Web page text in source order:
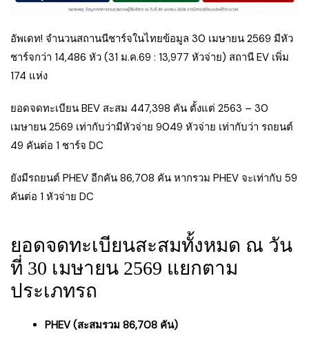
อัพเดท! จำนวนสถานนีชาร์จในไทยข้อมูล 30 เมษายน 2569 มีหัว
ชาร์จกว่า 14,486 หัว (31 ม.ค.69 : 13,977 หัวจ่าย) สถานี EV เพิ่ม
174 แห่ง
ยอดจดทะเบียน BEV สะสม 447,398 คัน ตั้งแต่ 2563 – 30
เมษายน 2569 เท่ากับว่ามีหัวจ่าย 9049 หัวจ่าย เท่ากับว่า รถยนต์
49 คันต่อ 1 ชาร์จ DC
ยังมีรถยนต์ PHEV อีกคัน 86,708 คัน หากรวม PHEV จะเท่ากับ 59
คันต่อ 1 หัวจ่าย DC
ยอดจดทะเบียนสะสมทั้งหมด ณ วัน
ที่ 30 เมษายน 2569 แยกตาม
ประเภทรถ
PHEV (สะสมรวม 86,708 คัน)